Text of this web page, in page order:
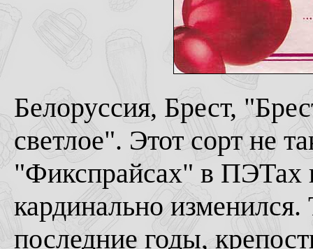
Белоруссия, Брест,
светлое". Этот сорт не
"Фикспрайсах" в ПЭТах
кардинально
последние годы,